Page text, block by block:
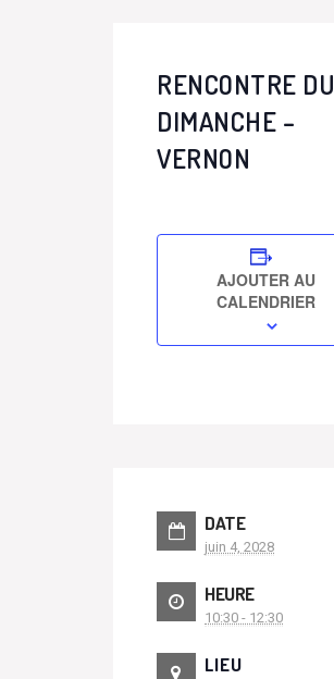
RENCONTRE DU
DIMANCHE –
VERNON
AJOUTER AU
CALENDRIER
DATE
juin 4, 2028
HEURE
10:30 - 12:30
LIEU